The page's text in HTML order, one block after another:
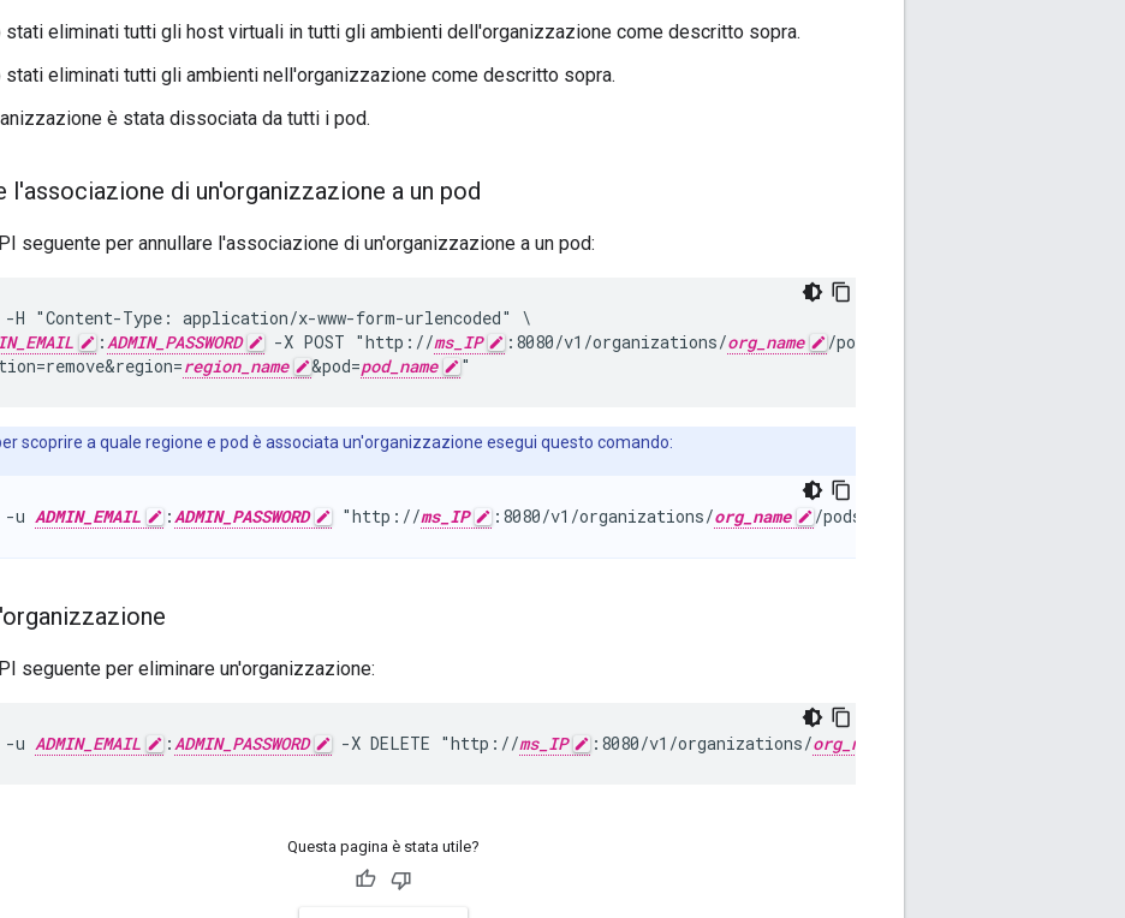
stati eliminati tutti gli host virtuali in tutti gli ambienti dell'organizzazione come descritto sopra.
stati eliminati tutti gli ambienti nell'organizzazione come descritto sopra.
è stata dissociata da tutti i pod.
l'associazione di un'organizzazione a un pod
seguente per annullare l'associazione di un'organizzazione a un pod:
H "Content-Type: application/x-www-form-urlencoded" \
:ADMIN_PASSWORD -X POST "http://ms_IP :8080/v1/organizations/org_name
/pods" \
region_name &pod=pod_name "
scoprire a quale regione e pod è associata un'organizzazione esegui questo comando:
u ADMIN_EMAIL :ADMIN_PASSWORD "http://ms_IP :8080/v1/organizations/org_name /pods"
seguente per eliminare un'organizzazione:
u ADMIN_EMAIL :ADMIN_PASSWORD -X DELETE "http://ms_IP :8080/v1/organizations/org_name
Questa pagina è stata utile?